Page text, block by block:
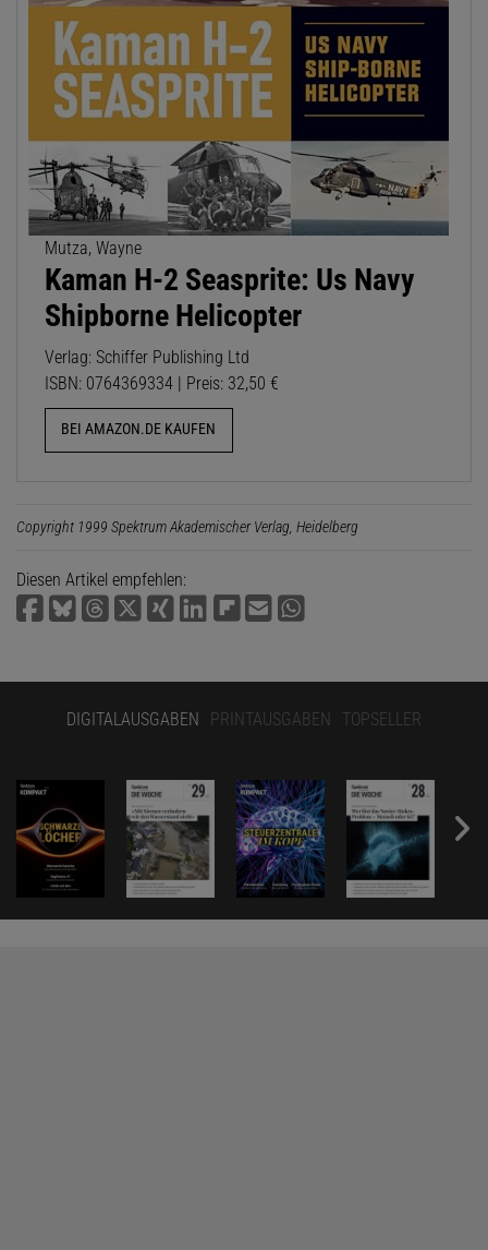
Mutza, Wayne
Kaman H-2 Seasprite: Us Navy
Shipborne Helicopter
Verlag: Schiffer Publishing Ltd
ISBN: 0764369334 | Preis: 32,50 €
BEI AMAZON.DE KAUFEN
Copyright 1999 Spektrum Akademischer Verlag, Heidelberg
Diesen Artikel empfehlen:
DIGITALAUSGABEN PRINTAUSGABEN TOPSELLER